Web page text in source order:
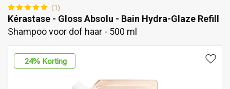
Merken Haarverzorging
(1)
Kérastase - Gloss Absolu - Bain Hydra-Glaze Refill
Shampoo voor dof haar - 500 ml
24% Korting